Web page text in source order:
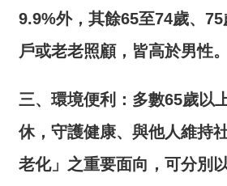
放
告
保
及
管
理
9.9%外，其餘65至74歲、 75
戶或老老照顧，皆高於男性。
三、環境便利：多數65歲以
休，守護健康、與他人維持
老化」之重要面向，可分別